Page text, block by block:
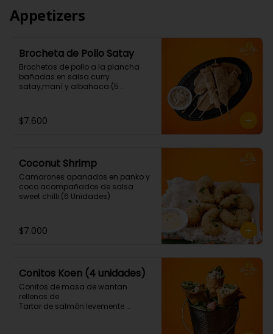
Appetizers
Brocheta de Pollo Satay
Brochetas de pollo a la plancha
bañadas en salsa curry
satay,maní y albahaca (5
$7.600
Coconut Shrimp
Camarones apanados en panko y
coco acompañados de salsa
sweet chilli (6 Unidades)
$7.000
Conitos Koen (4 unidades)
Conitos de masa de wantan
rellenos de
Tartar de salmón levemente